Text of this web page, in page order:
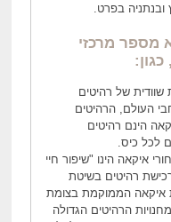
ובנתניה בפרט.
מספר מרכזי
שוודית של רהיטים
העולם, הרהיטים
הינם רהיטים
לכל כיס.
איקאה הינו "שיפור חיי
רהיטים בשיטת
איקאה הממוקמת בצומת
הרהיטים הגדולה